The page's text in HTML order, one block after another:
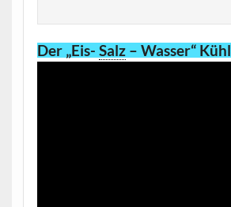
Der „Eis- Salz– Wasser“